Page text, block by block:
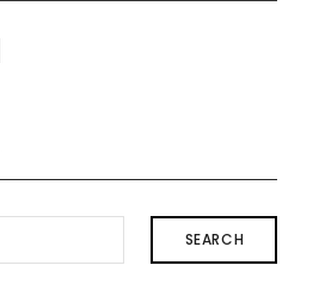
SEARCH